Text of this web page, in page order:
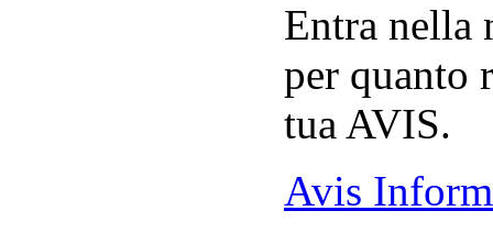
Entra nella
per quanto
tua AVIS.
Avis